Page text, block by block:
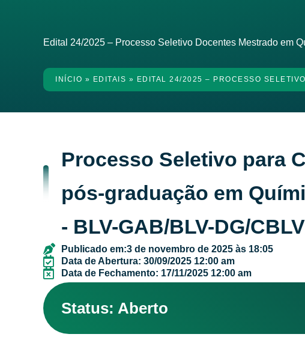
Edital 24/2025 – Processo Seletivo Docentes Mestrado em
INÍCIO » EDITAIS » EDITAL 24/2025 – PROCESSO
Processo Seletivo para
pós-graduação em
- BLV-GAB/BLV-DG/
Publicado em:3 de novembro de 2025 às 18:05
Data de Abertura: 30/09/2025 12:00 am
Data de Fechamento: 17/11/2025 12:00 am
Status: Aberto